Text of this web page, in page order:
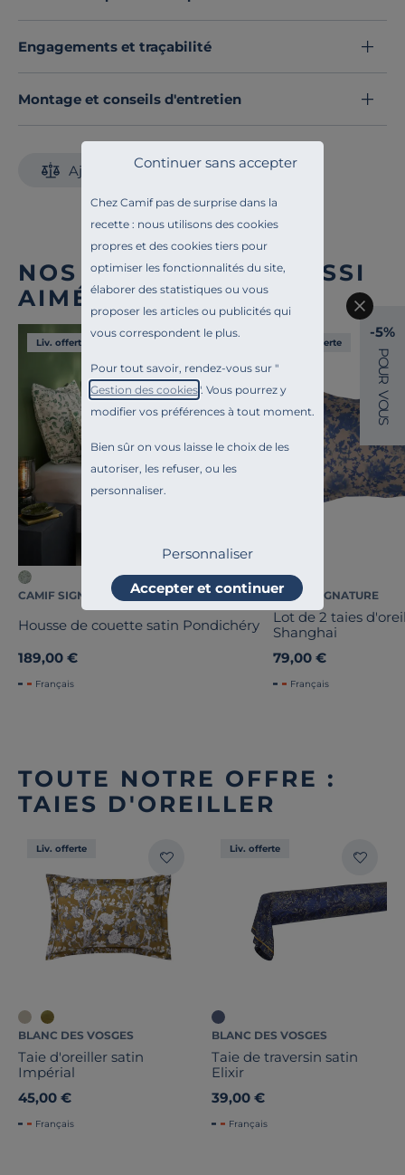
Chez Camif pas de surprise dans la
recette : nous utilisons des cookies
propres et des cookies tiers pour
optimiser les fonctionnalités du site,
élaborer des statistiques ou vous
proposer les articles ou publicités qui
vous correspondent le plus.
Pour tout savoir, rendez-vous sur "
Gestion des cookies". Vous pourrez y
modifier vos préférences à tout moment.
Bien sûr on vous laisse le choix de les
autoriser, les refuser, ou les
personnaliser.
Continuer sans accepter
Personnaliser
Accepter et continuer
Engagements et traçabilité
Montage et conseils d'entretien
Ajouter au comparateur
NOS CLIENTS ONT AUSSI
AIMÉ
Liv. offerte
CAMIF SIGNATURE
Housse de couette satin Pondichéry
189,00 €
Français
Liv. offerte
CAMIF SIGNATURE
Lot de 2 taies
Shanghai
79,00 €
Français
TOUTE NOTRE OFFRE :
TAIES D'OREILLER
Liv. offerte
BLANC DES VOSGES
Taie d'oreiller satin
Impérial
45,00 €
Français
Liv. offerte
BLANC DES VOSGES
Taie de traversin satin
Elixir
39,00 €
Français
-5%
P
O
U
R
V
O
U
S